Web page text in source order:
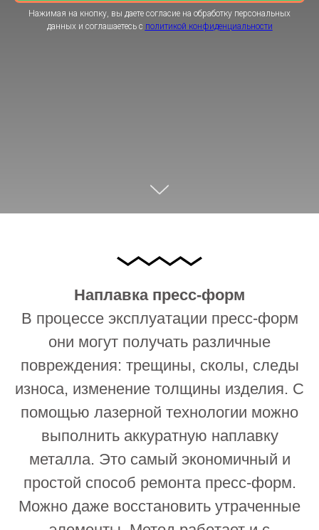
Нажимая на кнопку, вы даете согласие на обработку персональных
данных и соглашаетесь c политикой конфиденциальности
Наплавка пресс-форм
В процессе эксплуатации пресс-форм
они могут получать различные
повреждения: трещины, сколы, следы
износа, изменение толщины изделия. С
помощью лазерной технологии можно
выполнить аккуратную наплавку
металла. Это самый экономичный и
простой способ ремонта пресс-форм.
Можно даже восстановить утраченные